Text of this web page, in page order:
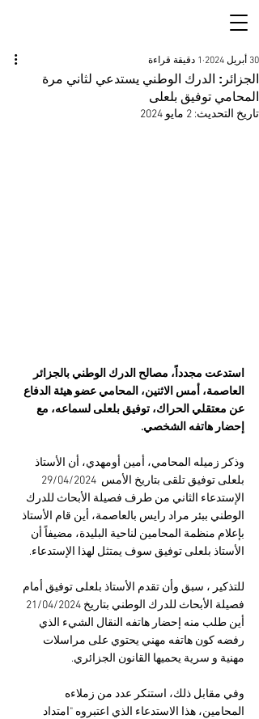
الجزائر: الدرك الوطني يستدعي لثاني مرة
المحامي توفيق بلعلى
30 أبريل 2024 1 دقيقة قراءة
تاريخ التحديث: 2 مايو 2024
استدعت مجدداً، مصالح الدرك الوطني بالجزائر
العاصمة، أمس الاثنين، المحامي عضو هيئة الدفاع
عن معتقلي الحراك، توفيق بلعلى لسماعه، مع
إحضار هاتفه الشخصي.
وذكر زميله المحامي، أمين أومهدي، أن الأستاذ
الإستدعاء الثاني من طرف فصيلة الأبحاث للدرك
الوطني ببئر مراد رايس بالعاصمة، أين قام الأستاذ
بإعلام منظمة المحامين لناحية البليدة، مضيفاً أن
الأستاذ بلعلى توفيق سوف يمتثل لهذا الإستدعاء.
للتذكير ، سبق وأن تقدم الأستاذ بلعلى توفيق أمام
أين طلب منه إحضار هاتفه النقال الشيء الذي
رفضه كون هاتفه مهني يحتوي على مراسلات
مهنية و سرية يحميها القانون الجزائري.
وفي مقابل ذلك، استنكر عدد من زملاءه
المحامين، هذا الاستدعاء الذي اعتبروه "امتداد